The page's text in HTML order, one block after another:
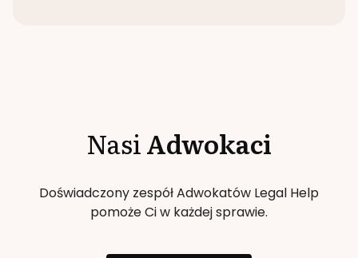
NasiAdwokaci
Doświadczony zespół Adwokatów Legal Help
pomoże Ci w każdej sprawie.